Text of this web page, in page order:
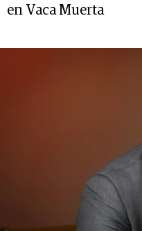
en Vaca Muerta